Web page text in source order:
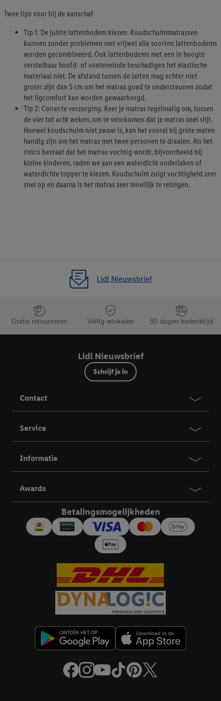
Twee tips voor bij de aanschaf
Tip 1: De juiste lattenbodem kiezen. Koudschuimmatrassen
kunnen zonder problemen met vrijwel alle soorten lattenbodems
worden gecombineerd. Ook lattenbodems met een in hoogte
verstelbaar hoofd- of voeteneinde beschadigen het elastische
materiaal niet. De afstand tussen de latten mag echter niet
groter zijn dan 5 cm om het matras goed te ondersteunen zodat
het ligcomfort kan worden gewaarborgd.
Tip 2: Correcte verzorging. Keer je matras regelmatig om, tussen
de vier tot acht weken, om te voorkomen dat je matras snel slijt.
Hoewel koudschuim niet zwaar is, kan het vooral bij grote maten
handig zijn om het matras met twee personen te draaien. Als het
risico bestaat dat het matras vochtig wordt, bijvoorbeeld bij
kleine kinderen, raden we aan een waterdicht onderlaken of
waterdichte topper te kiezen. Koudschuim zuigt vochtigheid zeer
snel op en daarna is het matras zeer moeilijk te reinigen.
Lidl Nieuwsbrief
Jouw voordelen bij ons als Lidl webshop klant
Gratis retourneren Veilig winkelen 30 dagen bedenktijd
Lidl Nieuwsbrief
Schrijf je in
Contact
Service
Informatie
Awards
Betalingsmogelijkheden